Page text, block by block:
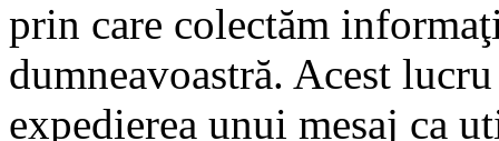
prin care colectăm
dumneavoastră. Acest
expedierea unui mesaj ca